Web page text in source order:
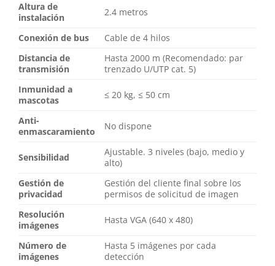
Altura de
instalación
2.4 metros
Conexión de bus
Cable de 4 hilos
Distancia de
transmisión
Hasta 2000 m (Recomendado: par
trenzado U/UTP cat. 5)
Inmunidad a
mascotas
≤ 20 kg, ≤ 50 cm
Anti-
enmascaramiento
No dispone
Sensibilidad
Ajustable. 3 niveles (bajo, medio y
alto)
Gestión de
privacidad
Gestión del cliente final sobre los
permisos de solicitud de imagen
Resolución
imágenes
Hasta VGA (640 x 480)
Número de
imágenes
Hasta 5 imágenes por cada
detección